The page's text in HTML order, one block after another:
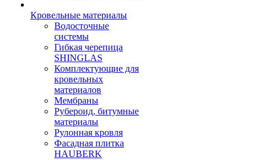
Кровельные материалы
Водосточные
системы
Гибкая черепица
SHINGLAS
Комплектующие для
кровельных
материалов
Мембраны
Рубероид, битумные
материалы
Рулонная кровля
Фасадная плитка
HAUBERK